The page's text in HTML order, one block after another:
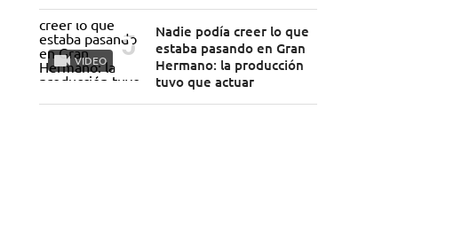
VIDEO
Nadie podía creer lo que
estaba pasando en Gran
Hermano: la producción
tuvo que actuar